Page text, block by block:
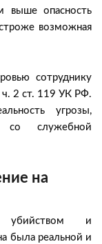
опасность
возможная
сотруднику
2 ст. 119 УК РФ.
угрозы,
со служебной
на
убийством и
была реальной и